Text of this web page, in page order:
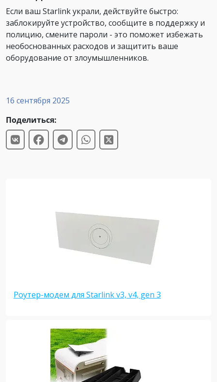
16 сентября 2025
Поделиться:
Роутер-модем для Starlink v3, v4, gen 3
Если ваш Starlink украли, действуйте быстро:
заблокируйте устройство, сообщите в поддержку и
полицию, смените пароли - это поможет избежать
необоснованных расходов и защитить ваше
оборудование от злоумышленников.